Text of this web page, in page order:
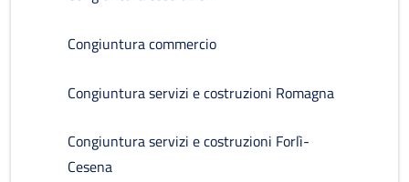
Congiuntura commercio
Congiuntura servizi e costruzioni Romagna
Congiuntura servizi e costruzioni Forlì-
Cesena